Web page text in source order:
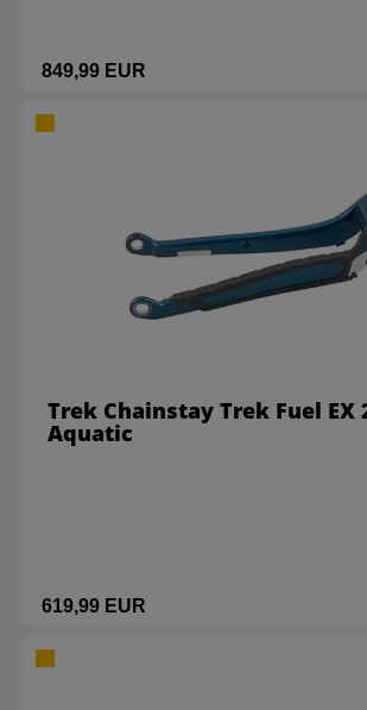
849,99 EUR
619,99 EUR
Trek Chainstay Trek Fuel EX
Aquatic